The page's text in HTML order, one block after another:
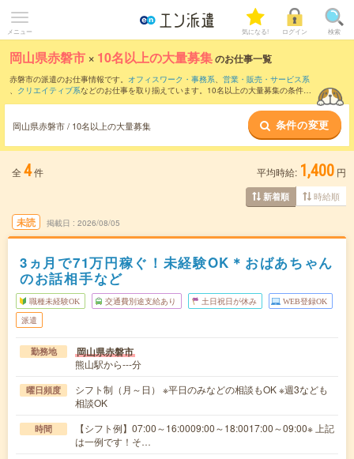
メニュー 気になる! ログイン 検索
岡山県赤磐市 × 10名以上の大量募集のお仕事一覧
赤磐市の派遣のお仕事情報です。 オフィスワーク・事務系、 営業・販売・サービス系
、 クリエイティブ系などのお仕事を取り揃えています。10名以上の大量募集の条件の
岡山県赤磐市 / 10名以上の大量募集 条件の変更
全 4件 平均時給: 1,400 円
新着順 時給順
未読 掲載日 2026/08/05
3ヵ月で71万円稼ぐ！未経験OK＊おばあちゃん
のお話相手など
職種未経験OK 交通費別途支給あり 土日祝日が休み WEB登録OK
派遣
勤務地 岡山県赤磐市
熊山駅から---分
曜日頻度
シフト制（月～日） ※平日のみなどの相談もOK ※週3なども
相談OK
時間
【シフト例】07:00～16:0009:00～18:0017:00～09:00※ 上記
は一例です！そ…